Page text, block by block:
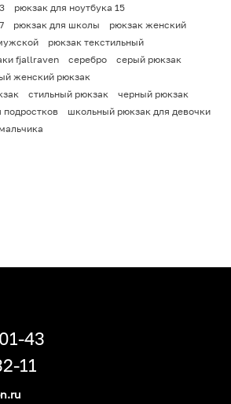
рюкзак для ноутбука 15
рюкзак для школы
рюкзак женский
рюкзак текстильный
fjallraven серебро
серый рюкзак
женский рюкзак
стильный рюкзак
черный рюкзак
школьный рюкзак для девочки
43
11